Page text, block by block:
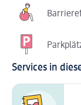
Services in